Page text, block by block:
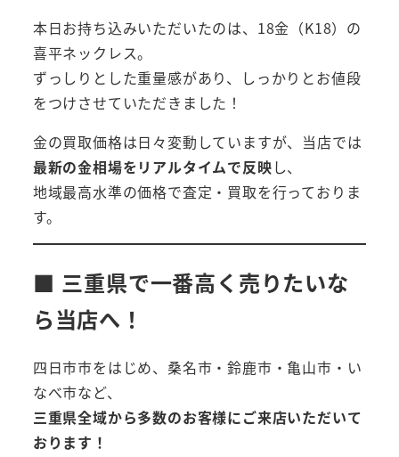
本日お持ち込みいただいたのは、18金（K18）の
喜平ネックレス。
ずっしりとした重量感があり、しっかりとお値段
をつけさせていただきました！
金の買取価格は日々変動していますが、当店では
最新の金相場をリアルタイムで反映し、
地域最高水準の価格で査定・買取を行っておりま
す。
■ 三重県で一番高く売りたいな
ら当店へ！
四日市市をはじめ、桑名市・鈴鹿市・亀山市・い
なべ市など、
三重県全域から多数のお客様にご来店いただいて
おります！